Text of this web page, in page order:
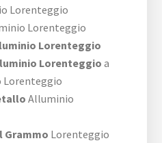
Lorenteggio
Lorenteggio
Lorenteggio
Lorenteggio a
Lorenteggio
Alluminio
Grammo Lorenteggio